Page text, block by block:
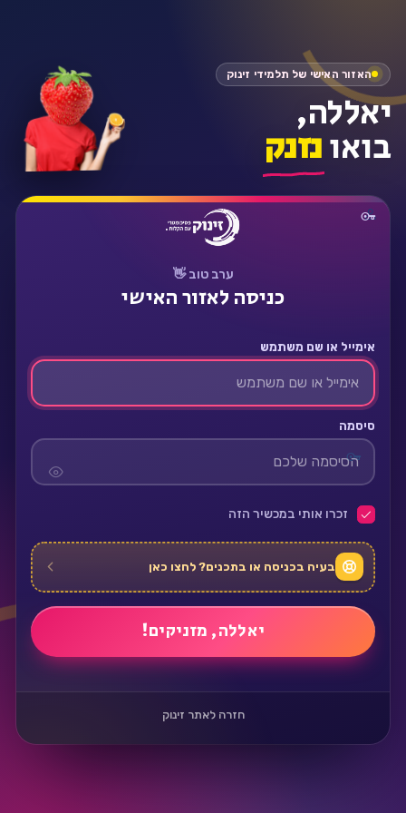
ערב טוב 👋
כניסה לאזור האישי
אימייל או שם משתמש
סיסמה
זכרו אותי במכשיר הזה
בעיה בכניסה או בתכנים? לחצו כאן
חזרה לאתר זינוק
האזור האישי של תלמידי זינוק
יאללה,
בואונזנק